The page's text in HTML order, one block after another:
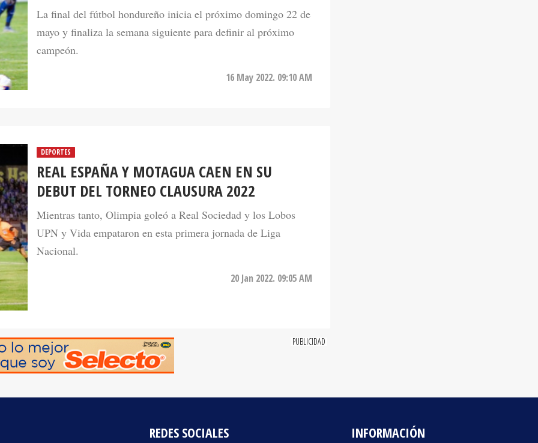
mayo y finaliza la semana siguiente para definir al próximo
campeón.
REAL ESPAÑA Y MOTAGUA CAEN EN SU
DEBUT DEL TORNEO CLAUSURA 2022
Mientras tanto, Olimpia goleó a Real Sociedad y los Lobos
UPN y Vida empataron en esta primera jornada de Liga
Nacional.
REDES SOCIALES INFORMACIÓN